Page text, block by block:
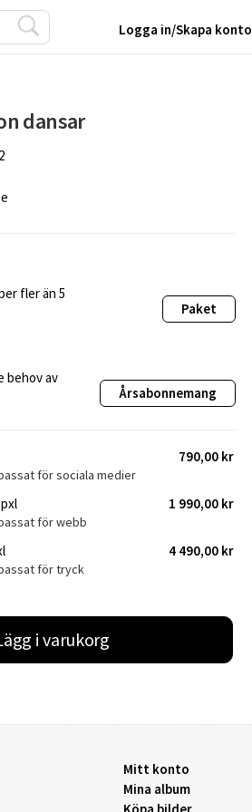
Logga in/Skapa konto
dansar
fler än 5
Paket
behov av
Årsabonnemang
790,00 kr
för sociala medier
1 990,00 kr
för webb
4 490,00 kr
för tryck
i varukorg
Mitt konto
Mina album